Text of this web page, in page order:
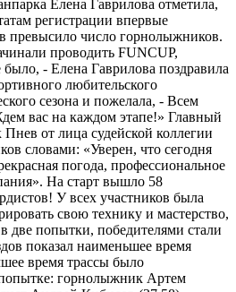
Елена Гаврилова отметила,
регистрации впервые
превысило число горнолыжников.
проводить FUNCUP,
- Елена Гаврилова поздравила
любительского
сезона и пожелала, - Всем
вас на каждом этапе!» Главный
от лица судейской коллегии
словами: «Уверен, что сегодня
погода, профессиональное
На старт вышло 58
У всех участников была
свою технику и мастерство,
две попытки, победителями стали
показал наименьшее время
время трассы было
горнолыжник Артем